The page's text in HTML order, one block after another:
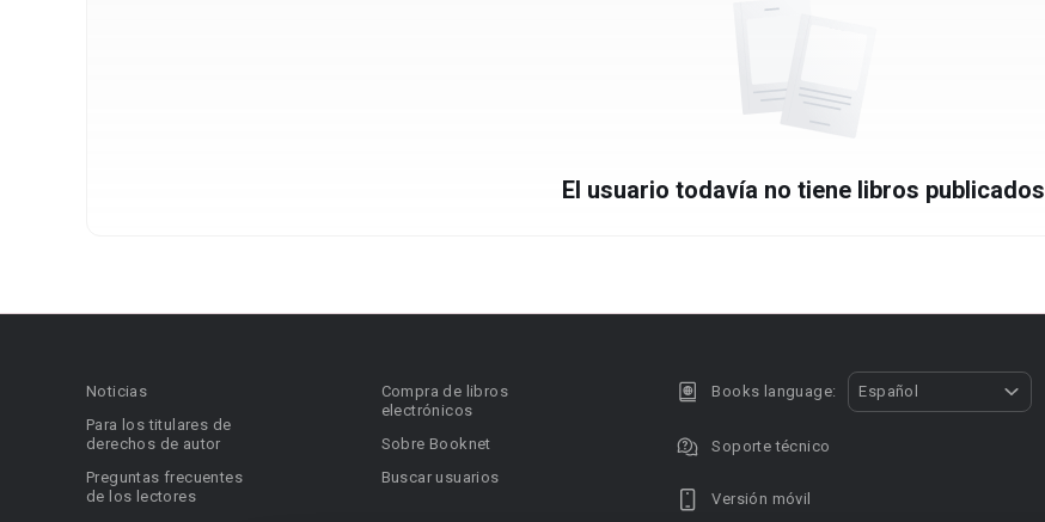
El usuario todavía no tiene libros publicados
Noticias
Para los titulares de
derechos de autor
Preguntas frecuentes
de los lectores
Compra de libros
electrónicos
Sobre Booknet
Buscar usuarios
Books language: Español
Soporte técnico
Versión móvil